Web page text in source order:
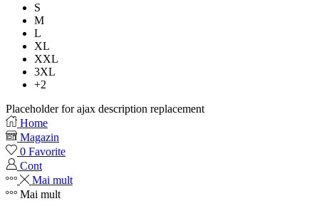
S
M
L
XL
XXL
3XL
+2
Placeholder for ajax description replacement
Home
Magazin
0 Favorite
Cont
Mai mult
Mai mult